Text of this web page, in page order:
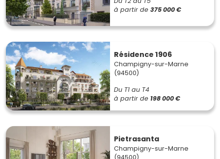
à partir de 375 000 €
Résidence 1906
Champigny-sur-Marne
(94500)
Du T1 au T4
à partir de 198 000 €
Pietrasanta
Champigny-sur-Marne
(94500)